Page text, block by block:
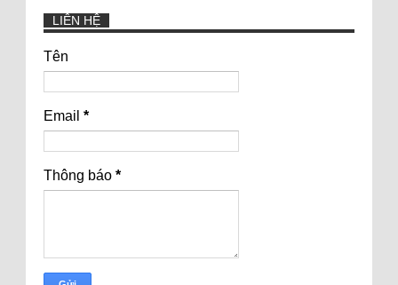
LIÊN HỆ
Tên
Email *
Thông báo *